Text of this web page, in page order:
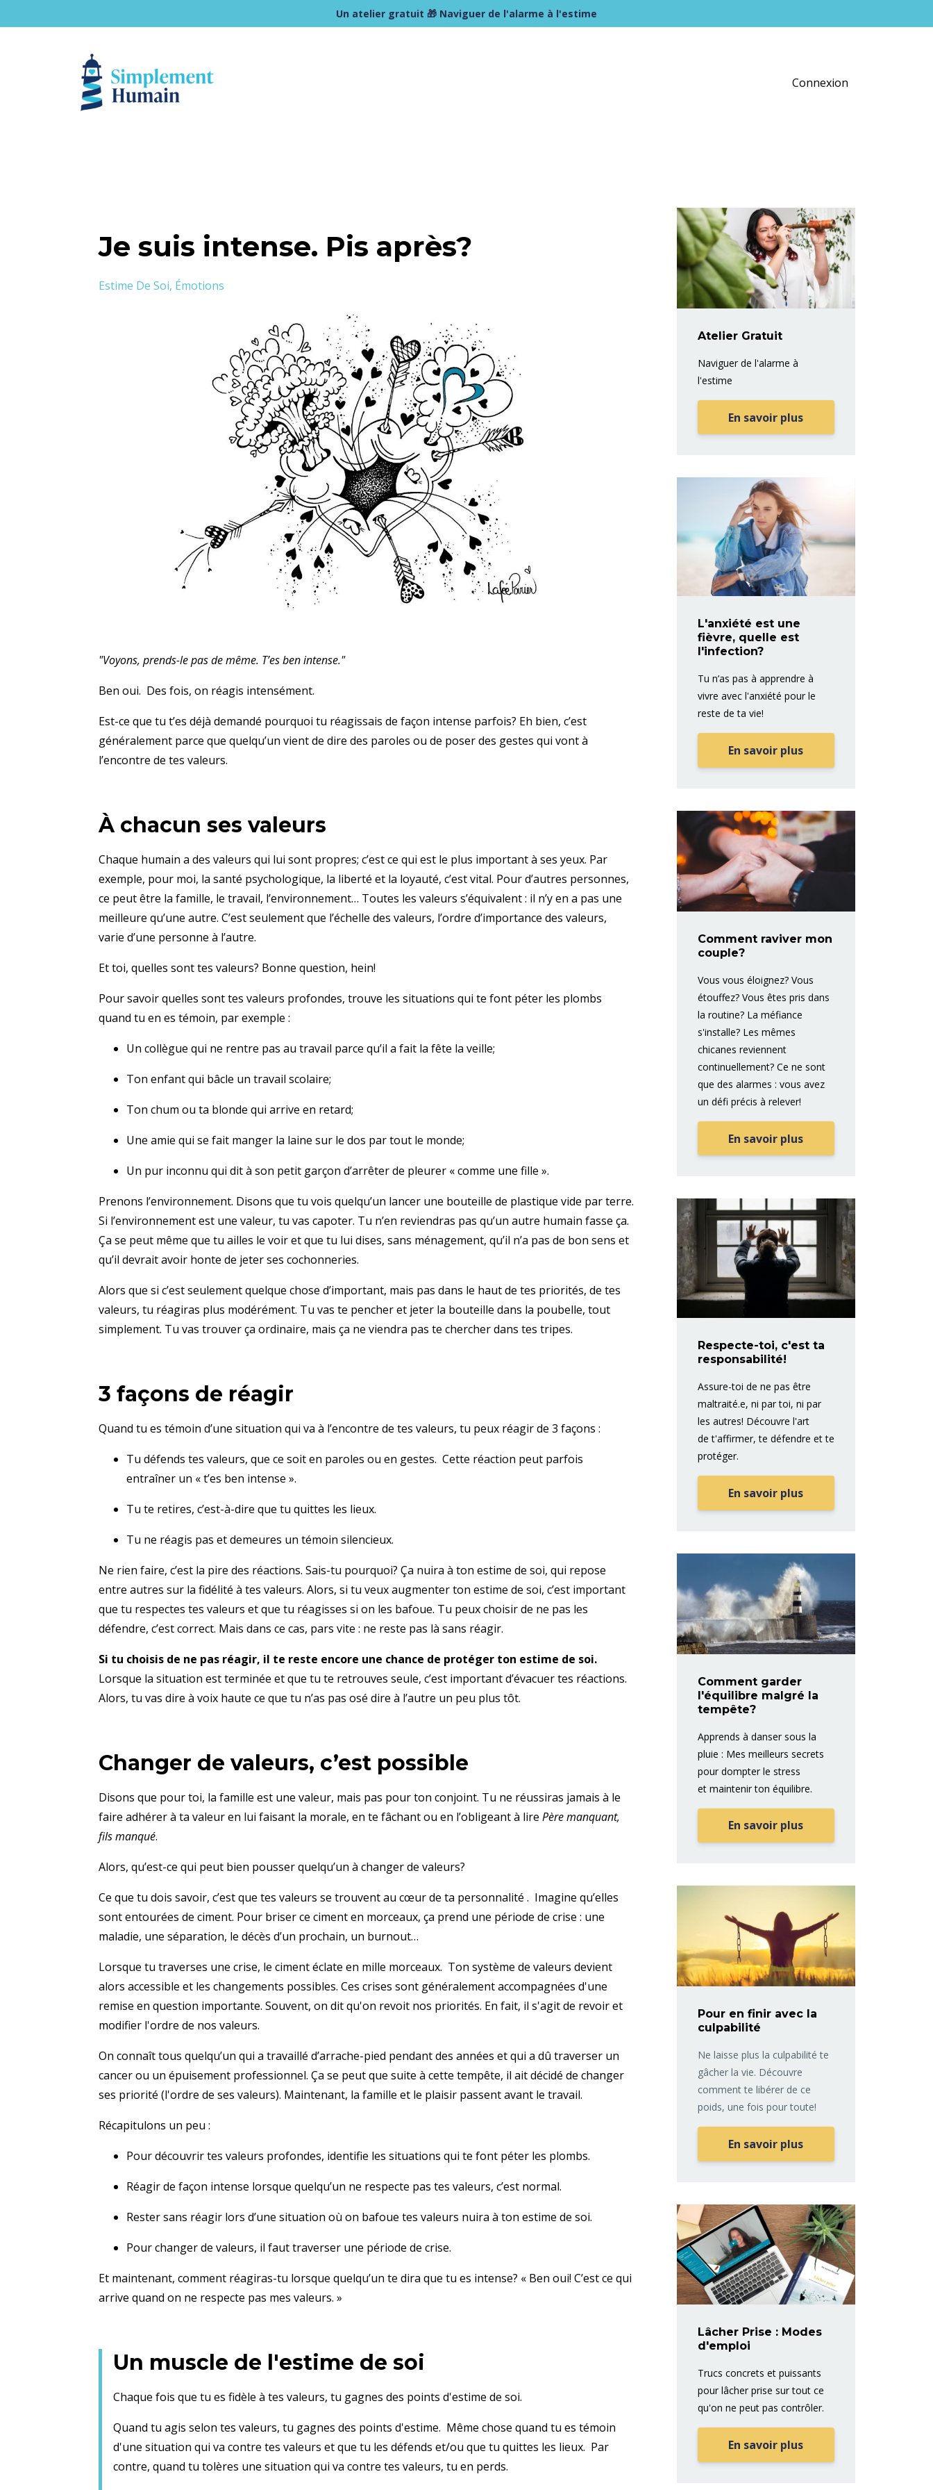
Un atelier gratuit 🎁 Naviguer de l'alarme à l'estime
Connexion
Je suis intense. Pis après?
Estime De Soi Émotions
"Voyons, prends-le pas de même. T’es ben intense."
Ben oui. Des fois, on réagis intensément.
Est-ce que tu t’es déjà demandé pourquoi tu réagissais de façon intense parfois? Eh bien, c’est
généralement parce que quelqu’un vient de dire des paroles ou de poser des gestes qui vont à
l’encontre de tes valeurs.
À chacun ses valeurs
Chaque humain a des valeurs qui lui sont propres; c’est ce qui est le plus important à ses yeux. Par
exemple, pour moi, la santé psychologique, la liberté et la loyauté, c’est vital. Pour d’autres personnes,
ce peut être la famille, le travail, l’environnement… Toutes les valeurs s’équivalent : il n’y en a pas une
meilleure qu’une autre. C’est seulement que l’échelle des valeurs, l’ordre d’importance des valeurs,
varie d’une personne à l’autre.
Et toi, quelles sont tes valeurs? Bonne question, hein!
Pour savoir quelles sont tes valeurs profondes, trouve les situations qui te font péter les plombs
quand tu en es témoin, par exemple :
Un collègue qui ne rentre pas au travail parce qu’il a fait la fête la veille;
Ton enfant qui bâcle un travail scolaire;
Ton chum ou ta blonde qui arrive en retard;
Une amie qui se fait manger la laine sur le dos par tout le monde;
Un pur inconnu qui dit à son petit garçon d’arrêter de pleurer « comme une fille ».
Prenons l’environnement. Disons que tu vois quelqu’un lancer une bouteille de plastique vide par terre.
Si l’environnement est une valeur, tu vas capoter. Tu n’en reviendras pas qu’un autre humain fasse ça.
Ça se peut même que tu ailles le voir et que tu lui dises, sans ménagement, qu’il n’a pas de bon sens et
qu’il devrait avoir honte de jeter ses cochonneries.
Alors que si c’est seulement quelque chose d’important, mais pas dans le haut de tes priorités, de tes
valeurs, tu réagiras plus modérément. Tu vas te pencher et jeter la bouteille dans la poubelle, tout
simplement. Tu vas trouver ça ordinaire, mais ça ne viendra pas te chercher dans tes tripes.
3 façons de réagir
Quand tu es témoin d’une situation qui va à l’encontre de tes valeurs, tu peux réagir de 3 façons :
Tu défends tes valeurs, que ce soit en paroles ou en gestes. Cette réaction peut parfois
entraîner un « t’es ben intense ».
Tu te retires, c’est-à-dire que tu quittes les lieux.
Tu ne réagis pas et demeures un témoin silencieux.
Ne rien faire, c’est la pire des réactions. Sais-tu pourquoi? Ça nuira à ton estime de soi, qui repose
entre autres sur la fidélité à tes valeurs. Alors, si tu veux augmenter ton estime de soi, c’est important
que tu respectes tes valeurs et que tu réagisses si on les bafoue. Tu peux choisir de ne pas les
défendre, c’est correct. Mais dans ce cas, pars vite : ne reste pas là sans réagir.
Si tu choisis de ne pas réagir, il te reste encore une chance de protéger ton estime de soi.
Lorsque la situation est terminée et que tu te retrouves seule, c’est important d’évacuer tes réactions.
Alors, tu vas dire à voix haute ce que tu n’as pas osé dire à l’autre un peu plus tôt.
Changer de valeurs, c’est possible
Disons que pour toi, la famille est une valeur, mais pas pour ton conjoint. Tu ne réussiras jamais à le
faire adhérer à ta valeur en lui faisant la morale, en te fâchant ou en l’obligeant à lire Père manquant,
fils manqué.
Alors, qu’est-ce qui peut bien pousser quelqu’un à changer de valeurs?
Ce que tu dois savoir, c’est que tes valeurs se trouvent au cœur de ta personnalité . Imagine qu’elles
sont entourées de ciment. Pour briser ce ciment en morceaux, ça prend une période de crise : une
maladie, une séparation, le décès d’un prochain, un burnout…
Lorsque tu traverses une crise, le ciment éclate en mille morceaux. Ton système de valeurs devient
alors accessible et les changements possibles. Ces crises sont généralement accompagnées d'une
remise en question importante. Souvent, on dit qu'on revoit nos priorités. En fait, il s'agit de revoir et
modifier l'ordre de nos valeurs.
On connaît tous quelqu’un qui a travaillé d’arrache-pied pendant des années et qui a dû traverser un
cancer ou un épuisement professionnel. Ça se peut que suite à cette tempête, il ait décidé de changer
ses priorité (l'ordre de ses valeurs). Maintenant, la famille et le plaisir passent avant le travail.
Récapitulons un peu :
Pour découvrir tes valeurs profondes, identifie les situations qui te font péter les plombs.
Réagir de façon intense lorsque quelqu’un ne respecte pas tes valeurs, c’est normal.
Rester sans réagir lors d’une situation où on bafoue tes valeurs nuira à ton estime de soi.
Pour changer de valeurs, il faut traverser une période de crise.
Et maintenant, comment réagiras-tu lorsque quelqu’un te dira que tu es intense? « Ben oui! C’est ce qui
arrive quand on ne respecte pas mes valeurs. »
Un muscle de l'estime de soi
Chaque fois que tu es fidèle à tes valeurs, tu gagnes des points d'estime de soi.
Quand tu agis selon tes valeurs, tu gagnes des points d'estime. Même chose quand tu es témoin
d'une situation qui va contre tes valeurs et que tu les défends et/ou que tu quittes les lieux. Par
contre, quand tu tolères une situation qui va contre tes valeurs, tu en perds.
Atelier Gratuit
Naviguer de l'alarme à
l'estime
En savoir plus
L'anxiété est une
fièvre, quelle est
l'infection?
Tu n’as pas à apprendre à
vivre avec l'anxiété pour le
reste de ta vie!
En savoir plus
Comment raviver mon
couple?
Vous vous éloignez? Vous
étouffez? Vous êtes pris dans
la routine? La méfiance
s'installe? Les mêmes
chicanes reviennent
continuellement? Ce ne sont
que des alarmes : vous avez
un défi précis à relever!
En savoir plus
Respecte-toi, c'est ta
responsabilité!
Assure-toi de ne pas être
maltraité.e, ni par toi, ni par
les autres! Découvre l'art
de t'affirmer, te défendre et te
protéger.
En savoir plus
Comment garder
l'équilibre malgré la
tempête?
Apprends à danser sous la
pluie : Mes meilleurs secrets
pour dompter le stress
et maintenir ton équilibre.
En savoir plus
Pour en finir avec la
culpabilité
Ne laisse plus la culpabilité te
gâcher la vie. Découvre
comment te libérer de ce
poids, une fois pour toute!
En savoir plus
Lâcher Prise : Modes
d'emploi
Trucs concrets et puissants
pour lâcher prise sur tout ce
qu'on ne peut pas contrôler.
En savoir plus